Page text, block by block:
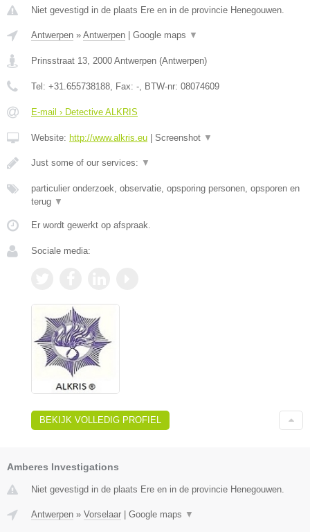
Niet gevestigd in de plaats Ere en in de provincie Henegouwen.
Antwerpen » Antwerpen Google maps ▼
Prinsstraat 13 2000 Antwerpen (Antwerpen)
Tel: +31.655738188 , Fax: - , BTW-nr: 08074609
E-mail › Detective ALKRIS
Website: http://www.alkris.eu Screenshot ▼
Just some of our services: ▼
particulier onderzoek, observatie, opsporing personen, opsporen en
terug ▼
Er wordt gewerkt op afspraak.
Sociale media:
BEKIJK VOLLEDIG PROFIEL
Amberes Investigations
Niet gevestigd in de plaats Ere en in de provincie Henegouwen.
Antwerpen » Vorselaar Google maps ▼